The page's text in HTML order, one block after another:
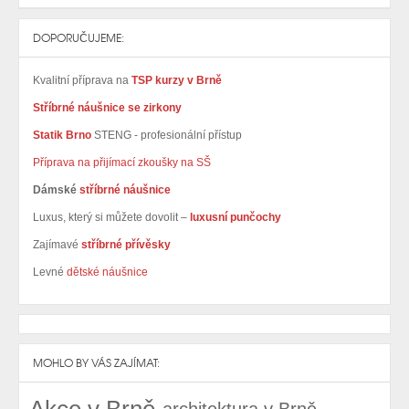
DOPORUČUJEME:
Kvalitní příprava na TSP kurzy v Brně
Stříbrné náušnice se zirkony
Statik Brno STENG - profesionální přístup
Příprava na přijímací zkoušky na SŠ
Dámské stříbrné náušnice
Luxus, který si můžete dovolit – luxusní punčochy
Zajímavé stříbrné přívěsky
Levné dětské náušnice
MOHLO BY VÁS ZAJÍMAT: